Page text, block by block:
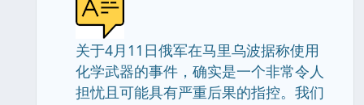
关于4月11日俄军在马里乌波据称使用
化学武器的事件，确实是一个非常令人
担忧且可能具有严重后果的指控。我们